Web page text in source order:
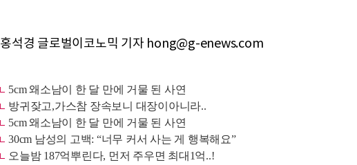
홍석경 글로벌이코노믹 기자 hong@g-enews.com